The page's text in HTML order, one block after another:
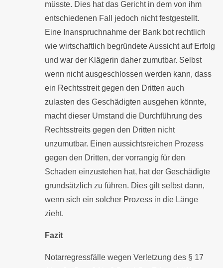
müsste. Dies hat das Gericht in dem von ihm
entschiedenen Fall jedoch nicht festgestellt.
Eine Inanspruchnahme der Bank bot rechtlich
wie wirtschaftlich begründete Aussicht auf Erfolg
und war der Klägerin daher zumutbar. Selbst
wenn nicht ausgeschlossen werden kann, dass
ein Rechtsstreit gegen den Dritten auch
zulasten des Geschädigten ausgehen könnte,
macht dieser Umstand die Durchführung des
Rechtsstreits gegen den Dritten nicht
unzumutbar. Einen aussichtsreichen Prozess
gegen den Dritten, der vorrangig für den
Schaden einzustehen hat, hat der Geschädigte
grundsätzlich zu führen. Dies gilt selbst dann,
wenn sich ein solcher Prozess in die Länge
zieht.
Fazit
Notarregressfälle wegen Verletzung des § 17